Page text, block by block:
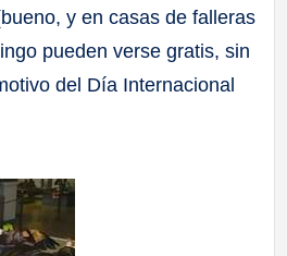
y en casas de falleras
pueden verse gratis, sin
del Día Internacional